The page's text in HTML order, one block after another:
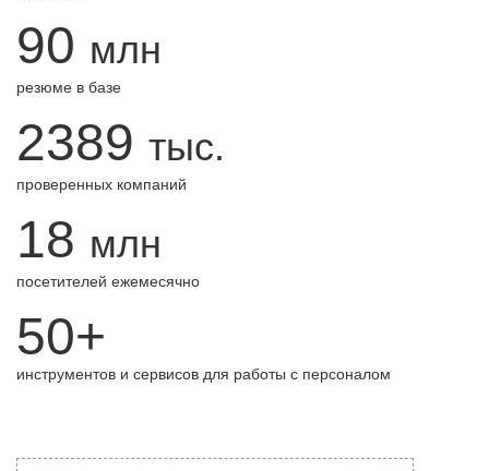
90 млн
резюме в базе
2389 тыс.
проверенных компаний
18 млн
посетителей ежемесячно
50+
инструментов и сервисов для работы с персоналом